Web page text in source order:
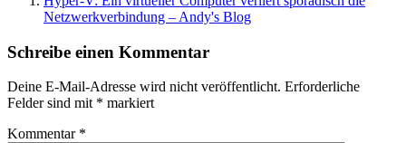
Netzwerkverbindung – Andy's Blog
Schreibe einen Kommentar
Deine E-Mail-Adresse wird nicht veröffentlicht. Erforderliche
Felder sind mit * markiert
Kommentar *